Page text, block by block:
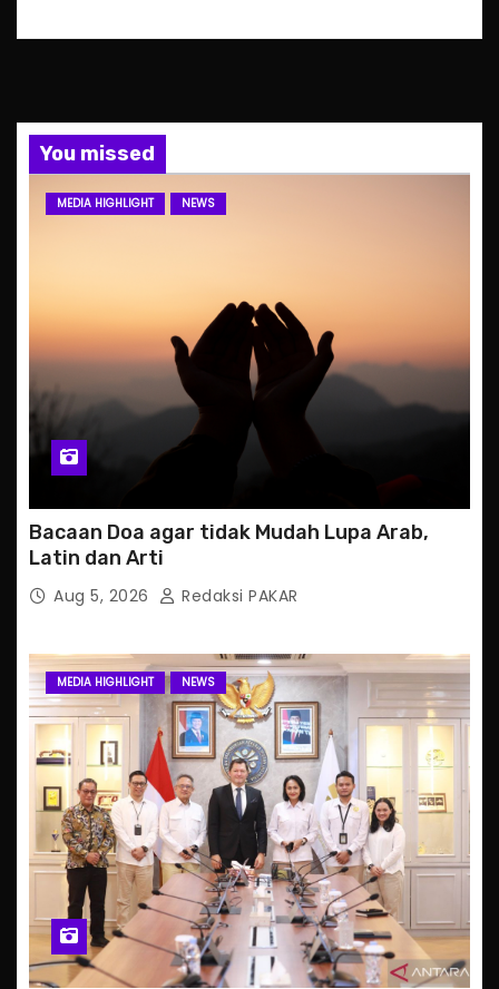
You missed
MEDIA HIGHLIGHT NEWS
Bacaan Doa agar tidak Mudah Lupa Arab,
Latin dan Arti
Aug 5, 2026 Redaksi PAKAR
MEDIA HIGHLIGHT NEWS